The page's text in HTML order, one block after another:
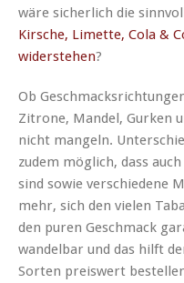
wäre sicherlich die
Kirsche, Limette, Cola &
widerstehen?
Ob
Zitrone, Mandel, Gurken
nicht mangeln.
zudem möglich, dass
sind sowie verschiedene
mehr, sich den vielen
den puren Geschmack
wandelbar und das hilft
Sorten preiswert